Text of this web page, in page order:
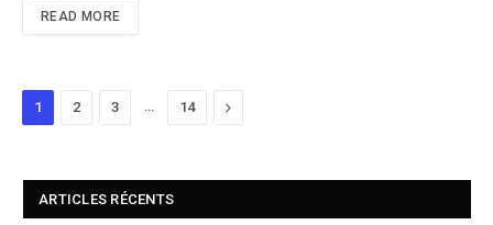
READ MORE
1 2 3 14 Next
ARTICLES RÉCENTS